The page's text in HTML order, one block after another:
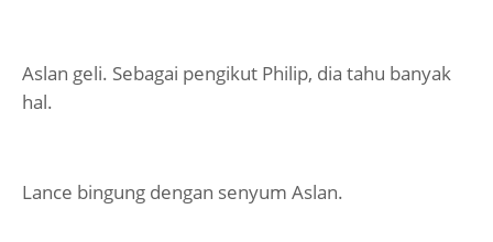
Aslan geli. Sebagai pengikut Philip, dia tahu banyak
hal.
Lance bingung dengan senyum Aslan.